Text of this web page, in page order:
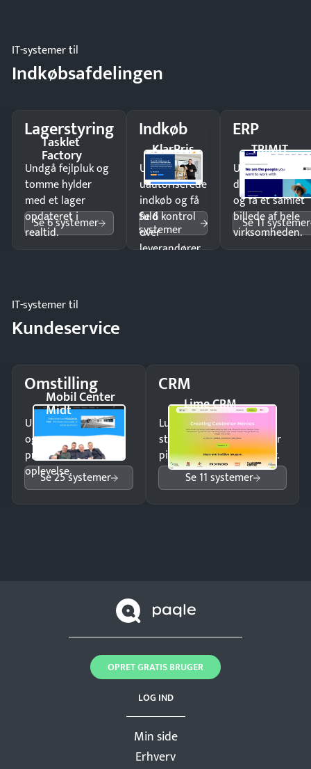
IT-systemer til
Indkøbsafdelingen
Lagerstyring
Tasklet
Factory
Undgå fejlpluk og
tomme hylder
med et lager
opdateret i
realtid.
Se 6 systemer
Indkøb
KlarPris
Undgå
uautoriserede
indkøb og få
fuld kontrol
over
leverandører
Se 6
systemer
ERP
TRIMIT
Undgå
og få ét samlet
billede af hele
virksomheden.
Se 11 systemer
IT-systemer til
Kundeservice
Omstilling
Mobil Center
Midt
Undgå tabte opkald
og giv kunderne en
professionel
oplevelse.
Se 25 systemer
CRM
Lime CRM
Luk flere salg med et
struktureret overblik over
pipeline og opfølgninger.
Se 11 systemer
Min side
Erhverv
LOG IND
OPRET GRATIS BRUGER